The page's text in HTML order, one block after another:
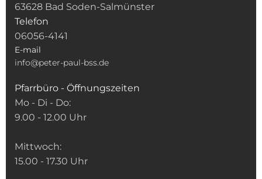
63628 Bad Soden-Salmünster
Telefon
06056-4141
E-mail
info@peter-paul-bss.de
Pfarrbüro - Öffnungszeiten
Mo - Di - Do:
9.00 - 12.00 Uhr
Mittwoch:
15.00 - 17.30 Uhr